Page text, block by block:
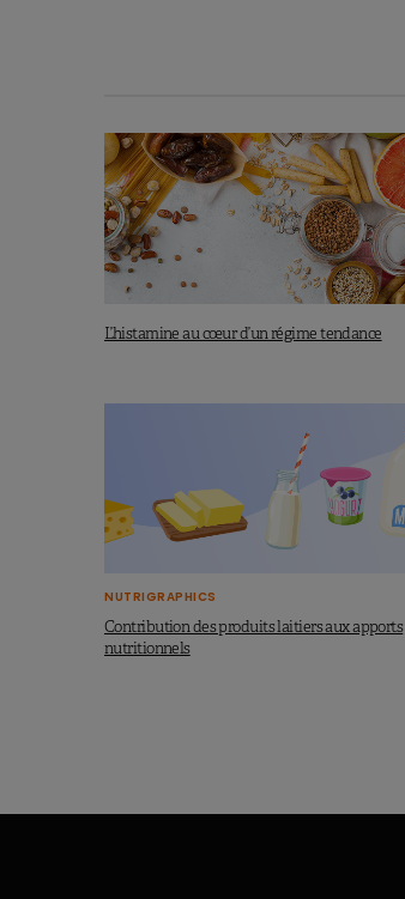
L’histamine au cœur d’un régime tendance
NUTRIGRAPHICS
Contribution des produits laitiers aux apports
nutritionnels